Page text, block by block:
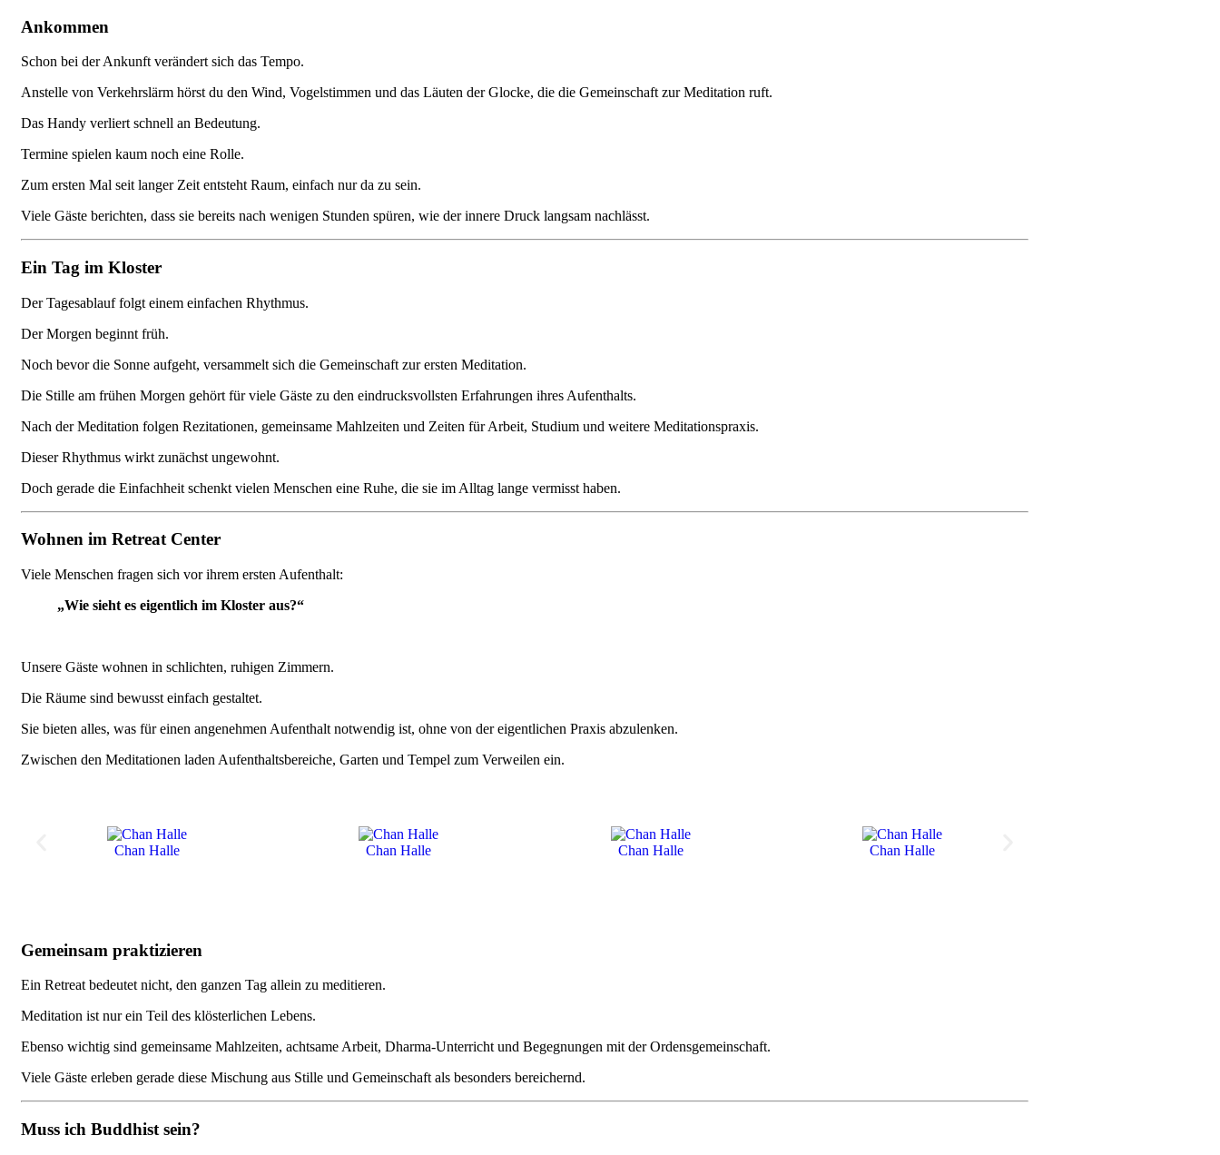
Ankommen
Schon bei der Ankunft verändert sich das Tempo.
Anstelle von Verkehrslärm hörst du den Wind, Vogelstimmen und das Läuten der Glocke, die die Gemeinschaft zur Meditation ruft.
Das Handy verliert schnell an Bedeutung.
Termine spielen kaum noch eine Rolle.
Zum ersten Mal seit langer Zeit entsteht Raum, einfach nur da zu sein.
Viele Gäste berichten, dass sie bereits nach wenigen Stunden spüren, wie der innere Druck langsam nachlässt.
Ein Tag im Kloster
Der Tagesablauf folgt einem einfachen Rhythmus.
Der Morgen beginnt früh.
Noch bevor die Sonne aufgeht, versammelt sich die Gemeinschaft zur ersten Meditation.
Die Stille am frühen Morgen gehört für viele Gäste zu den eindrucksvollsten Erfahrungen ihres Aufenthalts.
Nach der Meditation folgen Rezitationen, gemeinsame Mahlzeiten und Zeiten für Arbeit, Studium und weitere Meditationspraxis.
Dieser Rhythmus wirkt zunächst ungewohnt.
Doch gerade die Einfachheit schenkt vielen Menschen eine Ruhe, die sie im Alltag lange vermisst haben.
Wohnen im Retreat Center
Viele Menschen fragen sich vor ihrem ersten Aufenthalt:
„Wie sieht es eigentlich im Kloster aus?“
Unsere Gäste wohnen in schlichten, ruhigen Zimmern.
Die Räume sind bewusst einfach gestaltet.
Sie bieten alles, was für einen angenehmen Aufenthalt notwendig ist, ohne von der eigentlichen Praxis abzulenken.
Zwischen den Meditationen laden Aufenthaltsbereiche, Garten und Tempel zum Verweilen ein.
Chan Halle Chan Halle Chan Halle Chan Halle
Gemeinsam praktizieren
Ein Retreat bedeutet nicht, den ganzen Tag allein zu meditieren.
Meditation ist nur ein Teil des klösterlichen Lebens.
Ebenso wichtig sind gemeinsame Mahlzeiten, achtsame Arbeit, Dharma-Unterricht und Begegnungen mit der Ordensgemeinschaft.
Viele Gäste erleben gerade diese Mischung aus Stille und Gemeinschaft als besonders bereichernd.
Muss ich Buddhist sein?